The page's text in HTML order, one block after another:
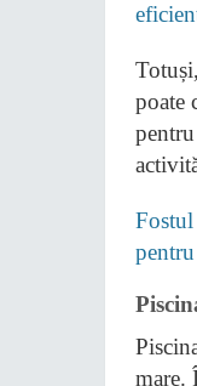
poate
Fostul
mare.